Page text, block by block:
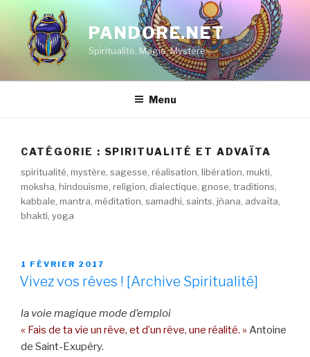
contenu
principal
PANDORE.NET
Spiritualité, Magie, Mystère…
Menu
CATÉGORIE : SPIRITUALITÉ ET ADVAÏTA
spiritualité, mystère, sagesse, réalisation, libération, mukti,
moksha, hindouisme, religion, dialectique, gnose, traditions,
kabbale, mantra, méditation, samadhi, saints, jñana, advaïta,
bhakti, yoga
PUBLIÉ
LE
1 FÉVRIER 2017
Vivez vos rêves ! [Archive Spiritualité]
la voie magique mode d’emploi
« Fais de ta vie un rêve, et d’un rêve, une réalité. » Antoine
de Saint-Exupéry.